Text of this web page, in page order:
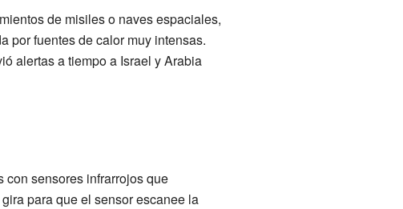
de misiles o naves espaciales,
por fuentes de calor muy intensas.
alertas a tiempo a Israel y Arabia
con sensores infrarrojos que
para que el sensor escanee la